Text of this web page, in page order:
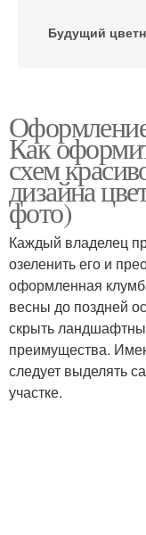
Будущий
Как
схем
дизайна
фото)
Каждый владелец
озеленить его и
оформленная
весны до поздней
скрыть
преимущества.
следует выделять
участке.